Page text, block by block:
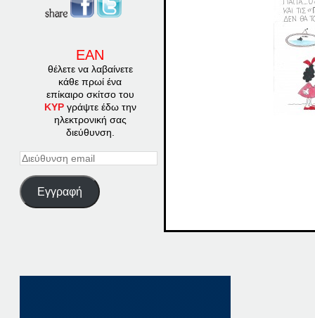
ΕΑΝ
θέλετε να λαβαίνετε
κάθε πρωί ένα
επίκαιρο σκίτσο του
ΚΥΡγράψτε έδω την
ηλεκτρονική σας
διεύθυνση.
Διεύθυνση
Εγγραφή